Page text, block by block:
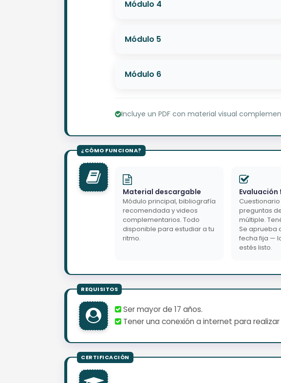
Módulo 4
Módulo 5
Módulo 6
Incluye un PDF con material visual
Material descargable
Módulo principal, bibliografía
recomendada y videos
complementarios. Todo
disponible para estudiar a tu
ritmo.
Evaluación
preguntas
múltiple.
Se aprueba
fecha fija —
estés listo.
Ser mayor de 17 años.
Tener una conexión a internet para